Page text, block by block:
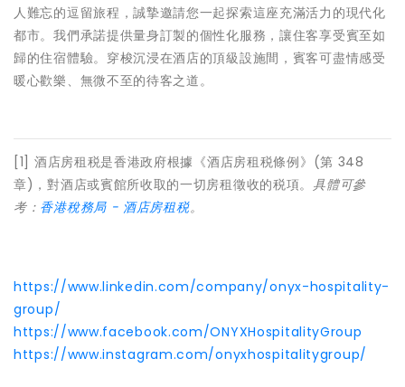
人難忘的逗留旅程，誠摯邀請您一起探索這座充滿活力的現代化
都市。我們承諾提供量身訂製的個性化服務，讓住客享受賓至如
歸的住宿體驗。穿梭沉浸在酒店的頂級設施間，賓客可盡情感受
暖心歡樂、無微不至的待客之道。
[1] 酒店房租税是香港政府根據《酒店房租税條例》(第 348
章)，對酒店或賓館所收取的一切房租徵收的税項。 具體可參
考： 香港稅務局- 酒店房租税。
https://www.linkedin.com/company/onyx-hospitality-
group/
https://www.facebook.com/ONYXHospitalityGroup
https://www.instagram.com/onyxhospitalitygroup/